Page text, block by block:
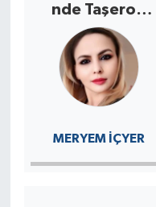
nde Taşeron
Düzeninin Derin
Yarası”
MERYEM İÇYER